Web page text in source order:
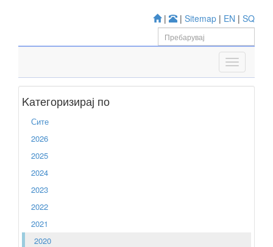
| | Sitemap | EN | SQ
Kатегоризирај по
Сите
2026
2025
2024
2023
2022
2021
2020